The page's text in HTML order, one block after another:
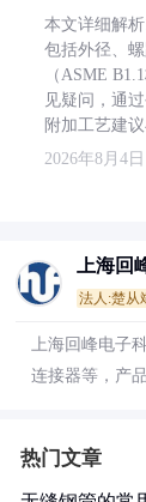
本文详细解
包括外径、
（ASME
见疑问，通
附加工艺建
2026年8月4日
上海回
法人:楚从
上海回峰电子
连接器等，产
热门文章